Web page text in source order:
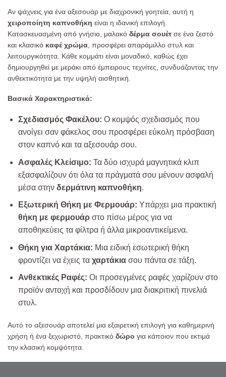
Αν ψάχνεις για ένα αξεσουάρ με διαχρονική γοητεία, αυτή η
χειροποίητη καπνοθήκη είναι η ιδανική επιλογή.
Κατασκευασμένη από γνήσιο, μαλακό δέρμα σουέτ σε ένα ζεστό
και κλασικό καφέ χρώμα , προσφέρει απαράμιλλο στυλ και
λειτουργικότητα. Κάθε κομμάτι είναι μοναδικό, καθώς έχει
δημιουργηθεί με μεράκι από έμπειρους τεχνίτες, συνδυάζοντας την
ανθεκτικότητα με την υψηλή αισθητική.
Βασικά Χαρακτηριστικά:
Σχεδιασμός Φακέλου: Ο κομψός σχεδιασμός που
ανοίγει σαν φάκελος σου προσφέρει εύκολη πρόσβαση
στον καπνό και τα αξεσουάρ σου.
Ασφαλές Κλείσιμο: Τα δύο ισχυρά μαγνητικά κλιπ
εξασφαλίζουν ότι όλα τα πράγματά σου μένουν ασφαλή
μέσα στην δερμάτινη καπνοθήκη.
Εξωτερική Θήκη με Φερμουάρ: Υπάρχει μια πρακτική
θήκη με φερμουάρστο πίσω μέρος για να
αποθηκεύεις τα φίλτρα ή άλλα μικροαντικείμενα.
Θήκη για Χαρτάκια: Μια ειδική εσωτερική θήκη
φροντίζει να έχεις τα χαρτάκιασου πάντα σε τάξη.
Ανθεκτικές Ραφές: Οι προσεγμένες ραφές χαρίζουν στο
προϊόν αντοχή και προσδίδουν μια διακριτική πινελιά
στυλ.
Αυτό το αξεσουάρ αποτελεί μια εξαιρετική επιλογή για καθημερινή
χρήση ή ένα ξεχωριστό, πρακτικό δώρο για κάποιον που εκτιμά
την κλασική κομψότητα.